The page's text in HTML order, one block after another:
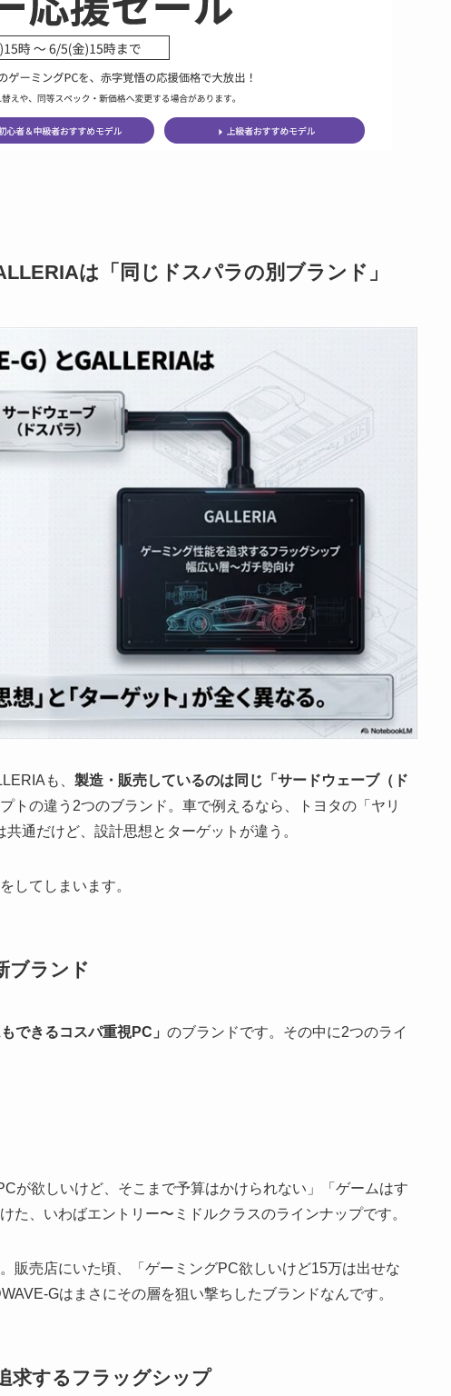
は「同じドスパラの別ブランド」
も、 製造・販売しているのは同じ「サードウェーブ（ド
トの違う2つのブランド。車で例えるなら、トヨタの「ヤリ
通だけど、設計思想とターゲットが違う。
してしまいます。
ブランド
もできるコスパ重視PC」 のブランドです。その中に2つのライ
が欲しいけど、そこまで予算はかけられない」「ゲームはす
た、いわばエントリー〜ミドルクラスのラインナップです。
販売店にいた頃、「ゲーミングPC欲しいけど15万は出せな
Gはまさにその層を狙い撃ちしたブランドなんです。
求するフラッグシップ